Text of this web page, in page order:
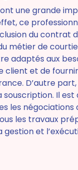
une grande
ce
du contrat
métier de
adaptés aux
client et de
D’autre part,
souscription. Il
les
les travaux
et